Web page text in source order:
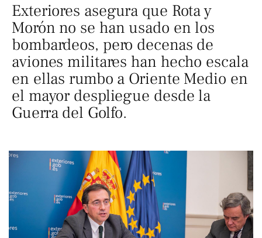
Exteriores asegura que Rota y
Morón no se han usado en los
bombardeos, pero decenas de
aviones militares han hecho escala
en ellas rumbo a Oriente Medio en
el mayor despliegue desde la
Guerra del Golfo.